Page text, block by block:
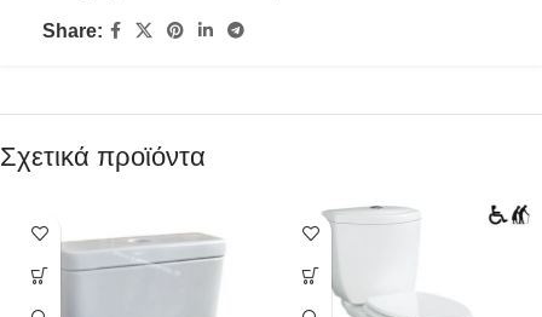
Share:
Σχετικά προϊόντα